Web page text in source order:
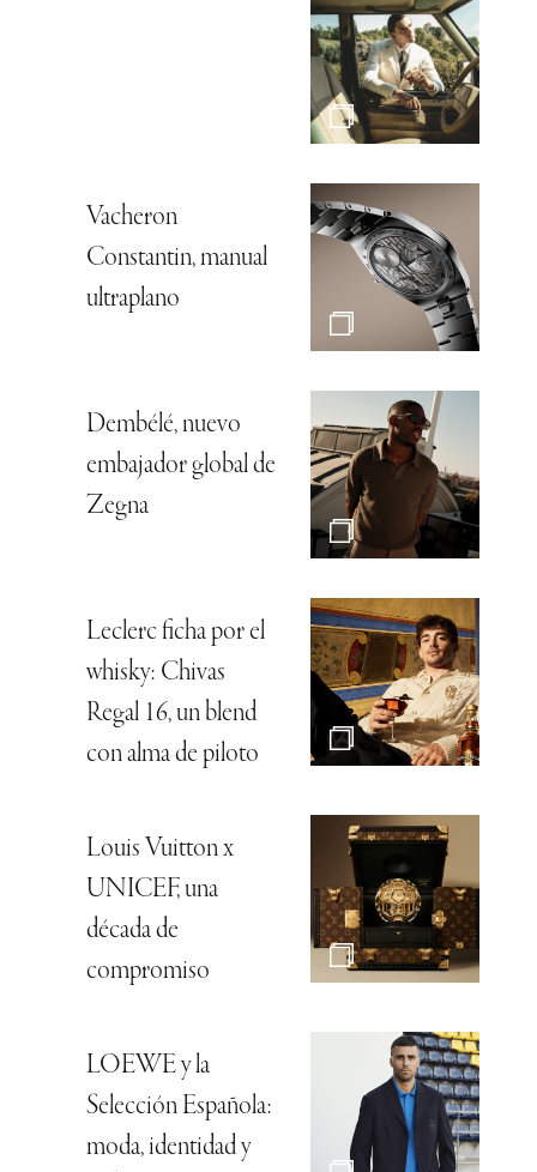
Vacheron
Constantin, manual
ultraplano
Dembélé, nuevo
embajador global de
Zegna
Leclerc ficha por el
whisky: Chivas
Regal 16, un blend
con alma de piloto
Louis Vuitton x
UNICEF, una
década de
compromiso
LOEWE y la
Selección Española:
moda, identidad y